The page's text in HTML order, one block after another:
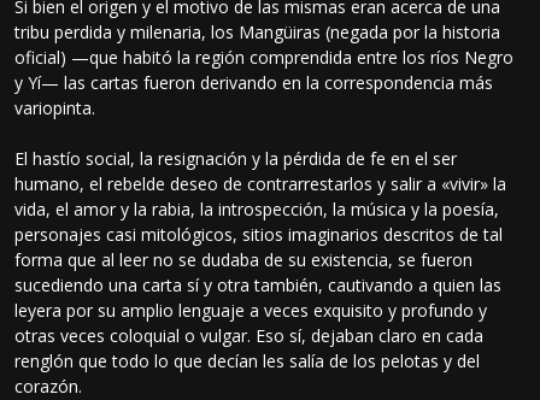
Si bien el origen y el motivo de las mismas eran acerca de una
tribu perdida y milenaria, los Mangüiras (negada por la historia
oficial) —que habitó la región comprendida entre los ríos Negro
y Yí— las cartas fueron derivando en la correspondencia más
variopinta.
El hastío social, la resignación y la pérdida de fe en el ser
humano, el rebelde deseo de contrarrestarlos y salir a «vivir» la
vida, el amor y la rabia, la introspección, la música y la poesía,
personajes casi mitológicos, sitios imaginarios descritos de tal
forma que al leer no se dudaba de su existencia, se fueron
sucediendo una carta sí y otra también, cautivando a quien las
leyera por su amplio lenguaje a veces exquisito y profundo y
otras veces coloquial o vulgar. Eso sí, dejaban claro en cada
renglón que todo lo que decían les salía de los pelotas y del
corazón.